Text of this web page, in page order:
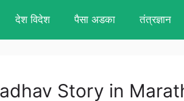
देश विदेश पैसा अडका तंत्रज्ञान
Story in